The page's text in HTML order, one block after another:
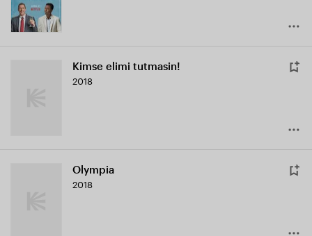
Kimse elimi tutmasin!
2018
Olympia
2018